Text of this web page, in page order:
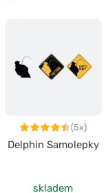
(5x)
Delphin Samolepky
skladem